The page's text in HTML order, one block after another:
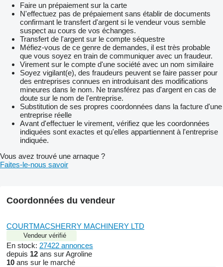
Faire un prépaiement sur la carte
N'effectuez pas de prépaiement sans établir de documents
confirmant le transfert d'argent si le vendeur vous semble
suspect au cours de vos échanges.
Transfert de l'argent sur le compte séquestre
Méfiez-vous de ce genre de demandes, il est très probable
que vous soyez en train de communiquer avec un fraudeur.
Virement sur le compte d'une société avec un nom similaire
Soyez vigilant(e), des fraudeurs peuvent se faire passer pour
des entreprises connues en introduisant des modifications
mineures dans le nom. Ne transférez pas d'argent en cas de
doute sur le nom de l'entreprise.
Substitution de ses propres coordonnées dans la facture d'une
entreprise réelle
Avant d'effectuer le virement, vérifiez que les coordonnées
indiquées sont exactes et qu'elles appartiennent à l'entreprise
indiquée.
Vous avez trouvé une arnaque ?
Faites-le-nous savoir
Coordonnées du vendeur
COURTMACSHERRY MACHINERY LTD
Vendeur vérifié
En stock: 27422 annonces
depuis 12 ans sur Agroline
10 ans sur le marché